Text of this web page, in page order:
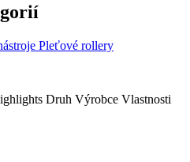
Pleťové rollery
Druh Výrobce Vlastnosti